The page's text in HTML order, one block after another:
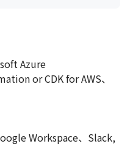
Azure
or CDK for AWS、
Workspace、Slack,